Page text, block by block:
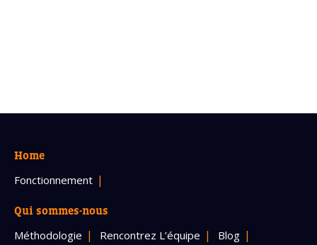
Home
Fonctionnement
Qui sommes-nous
Méthodologie Rencontrez L’équipe
Blog